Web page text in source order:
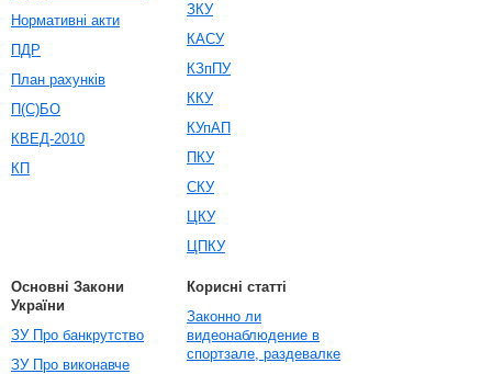
Нормативні акти
ПДР
План рахунків
П(С)БО
КВЕД-2010
КП
ЗКУ
КАСУ
КЗпПУ
ККУ
КУпАП
ПКУ
СКУ
ЦКУ
ЦПКУ
Основні Закони
України
ЗУ Про банкрутство
ЗУ Про виконавче
Корисні статті
Законно ли
видеонаблюдение в
спортзале, раздевалке